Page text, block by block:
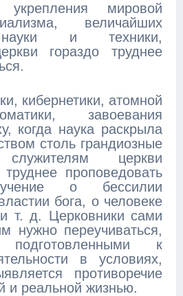
укрепления мировой
величайших
науки и техники,
гораздо труднее
кибернетики, атомной
завоевания
когда наука раскрыла
столь грандиозные
служителям церкви
проповедовать
учение о бессилии
бога, о человеке
т. д. Церковники сами
нужно переучиваться,
к
в условиях,
противоречие
и реальной жизнью.